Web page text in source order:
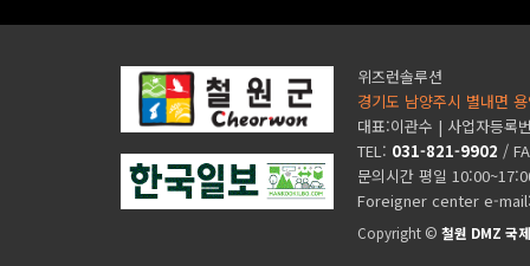
위즈런솔루션
경기도 남양주시 별내면
대표:이관수 | 사업자등록
TEL: 031-821-9902 /
문의시간 평일
Foreigner center e-
Copyright © 철원 DMZ 국